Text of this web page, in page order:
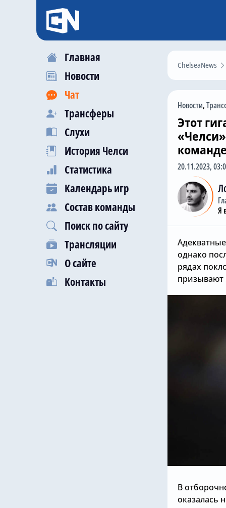
Главная
Новости
Чат
Трансферы
Слухи
История Челси
Статистика
Календарь игр
Состав команды
Поиск по сайту
Трансляции
О сайте
Контакты
ChelseaNews
Новости,
Этот
20.11.2023,
Я
однако
рядах
призывают
В
оказалась